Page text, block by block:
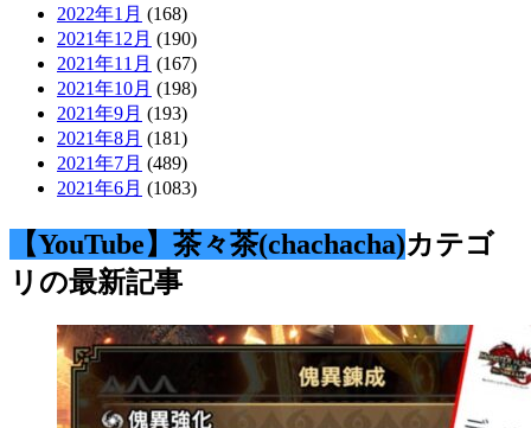
2022年1月 (168)
2021年12月 (190)
2021年11月 (167)
2021年10月 (198)
2021年9月 (193)
2021年8月 (181)
2021年7月 (489)
2021年6月 (1083)
【YouTube】茶々茶(chachacha)カテゴ
リの最新記事